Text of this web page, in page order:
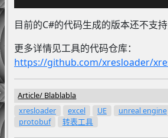
目前的C#的代码生成的版本还不支持
更多详情见工具的代码仓库：
https://github.com/xresloader/
Article Blablabla
xresloader
excel UE unreal engine
protobuf
转表工具